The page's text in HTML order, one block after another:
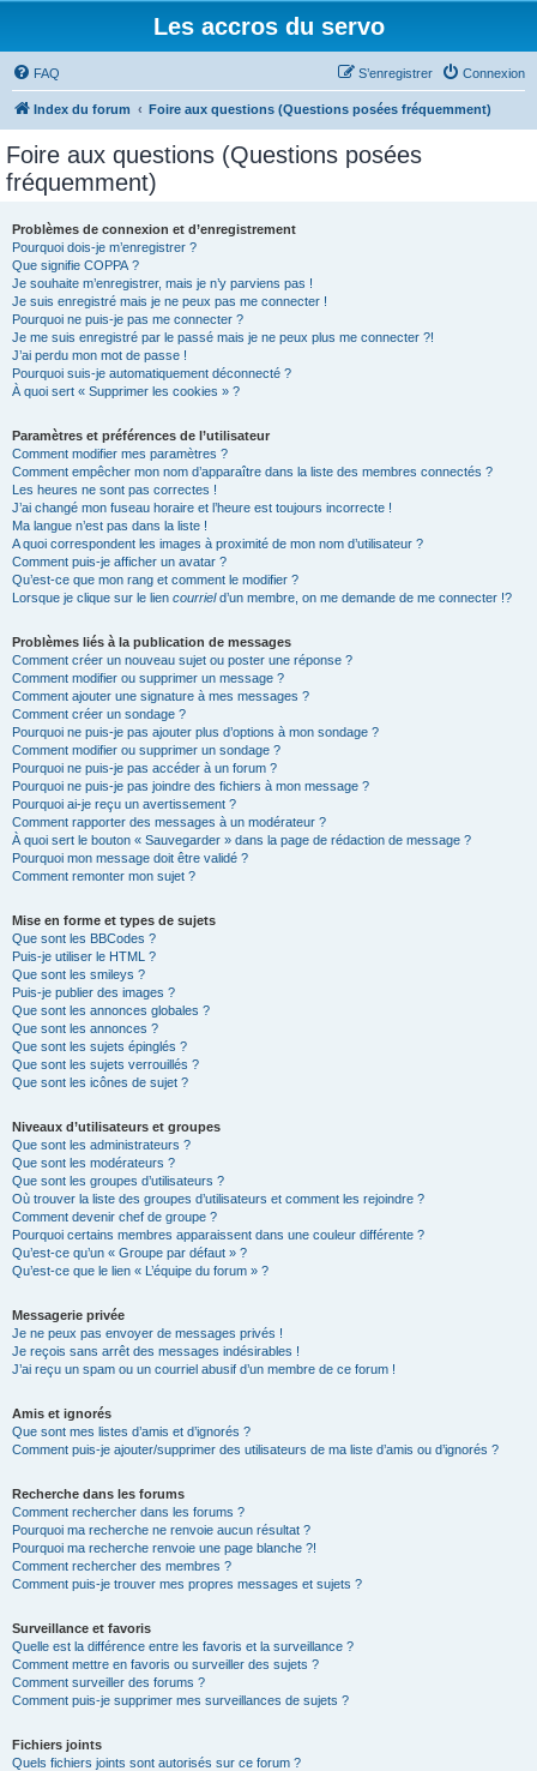
Les accros du servo
FAQ Connexion
S’enregistrer
Index du forum Foire aux questions (Questions posées fréquemment)
Foire aux questions (Questions posées
fréquemment)
Problèmes de connexion et d’enregistrement
Pourquoi dois-je m’enregistrer ?
Que signifie COPPA ?
Je souhaite m’enregistrer, mais je n’y parviens pas !
Je suis enregistré mais je ne peux pas me connecter !
Pourquoi ne puis-je pas me connecter ?
Je me suis enregistré par le passé mais je ne peux plus me connecter ?!
J’ai perdu mon mot de passe !
Pourquoi suis-je automatiquement déconnecté ?
À quoi sert « Supprimer les cookies » ?
Paramètres et préférences de l’utilisateur
Comment modifier mes paramètres ?
Comment empêcher mon nom d’apparaître dans la liste des membres connectés ?
Les heures ne sont pas correctes !
J’ai changé mon fuseau horaire et l’heure est toujours incorrecte !
Ma langue n’est pas dans la liste !
A quoi correspondent les images à proximité de mon nom d’utilisateur ?
Comment puis-je afficher un avatar ?
Qu’est-ce que mon rang et comment le modifier ?
Lorsque je clique sur le lien courrield’un membre, on me demande de me connecter !?
Problèmes liés à la publication de messages
Comment créer un nouveau sujet ou poster une réponse ?
Comment modifier ou supprimer un message ?
Comment ajouter une signature à mes messages ?
Comment créer un sondage ?
Pourquoi ne puis-je pas ajouter plus d’options à mon sondage ?
Comment modifier ou supprimer un sondage ?
Pourquoi ne puis-je pas accéder à un forum ?
Pourquoi ne puis-je pas joindre des fichiers à mon message ?
Pourquoi ai-je reçu un avertissement ?
Comment rapporter des messages à un modérateur ?
À quoi sert le bouton « Sauvegarder » dans la page de rédaction de message ?
Pourquoi mon message doit être validé ?
Comment remonter mon sujet ?
Mise en forme et types de sujets
Que sont les BBCodes ?
Puis-je utiliser le HTML ?
Que sont les smileys ?
Puis-je publier des images ?
Que sont les annonces globales ?
Que sont les annonces ?
Que sont les sujets épinglés ?
Que sont les sujets verrouillés ?
Que sont les icônes de sujet ?
Niveaux d’utilisateurs et groupes
Que sont les administrateurs ?
Que sont les modérateurs ?
Que sont les groupes d’utilisateurs ?
Où trouver la liste des groupes d’utilisateurs et comment les rejoindre ?
Comment devenir chef de groupe ?
Pourquoi certains membres apparaissent dans une couleur différente ?
Qu’est-ce qu’un « Groupe par défaut » ?
Qu’est-ce que le lien « L’équipe du forum » ?
Messagerie privée
Je ne peux pas envoyer de messages privés !
Je reçois sans arrêt des messages indésirables !
J’ai reçu un spam ou un courriel abusif d’un membre de ce forum !
Amis et ignorés
Que sont mes listes d’amis et d’ignorés ?
Comment puis-je ajouter/supprimer des utilisateurs de ma liste d’amis ou d’ignorés ?
Recherche dans les forums
Comment rechercher dans les forums ?
Pourquoi ma recherche ne renvoie aucun résultat ?
Pourquoi ma recherche renvoie une page blanche ?!
Comment rechercher des membres ?
Comment puis-je trouver mes propres messages et sujets ?
Surveillance et favoris
Quelle est la différence entre les favoris et la surveillance ?
Comment mettre en favoris ou surveiller des sujets ?
Comment surveiller des forums ?
Comment puis-je supprimer mes surveillances de sujets ?
Fichiers joints
Quels fichiers joints sont autorisés sur ce forum ?